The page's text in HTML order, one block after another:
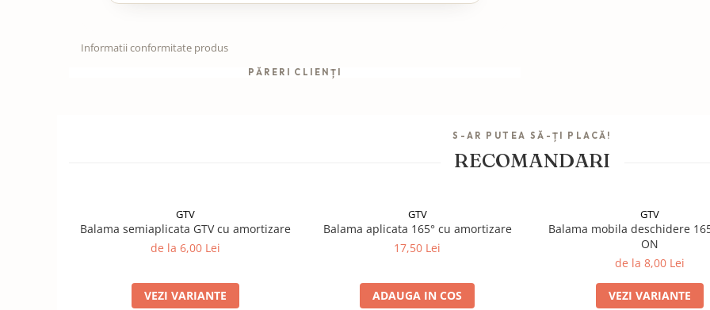
Informatii conformitate produs
PĂRERI CLIENȚI
S-AR PUTEA SĂ-ȚI PLACĂ!
RECOMANDARI
GTV
Balama semiaplicata GTV cu amortizare
de la 6,00 Lei
VEZI VARIANTE
GTV
Balama aplicata 165° cu amortizare
17,50 Lei
ADAUGA IN COS
GTV
Balama mobila deschidere
ON
de la 8,00 Lei
VEZI VARIANTE